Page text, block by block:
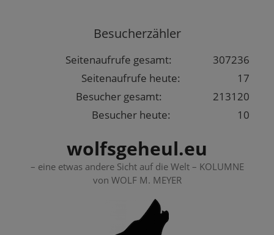
Besucherzähler
307236
Seitenaufrufe gesamt:
17
Seitenaufrufe heute:
213120
Besucher gesamt:
10
Besucher heute:
wolfsgeheul.eu
– eine etwas andere Sicht auf die Welt – KOLUMNE
von WOLF M. MEYER